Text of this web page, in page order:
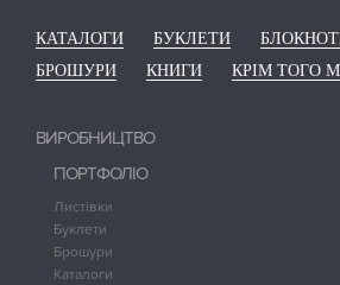
КАТАЛОГИ БУКЛЕТИ
БРОШУРИ
КНИГИ КРІМ ТОГО
ВИРОБНИЦТВО
ПОРТФОЛІО
Листівки
Буклети
Брошури
Каталоги